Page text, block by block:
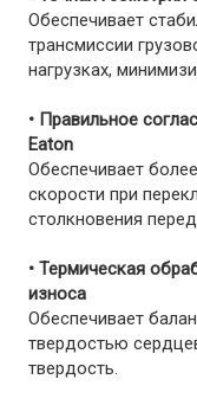
Обеспечивает
трансмиссии
нагрузках,
• Правильное
Eaton
Обеспечивает
скорости при
столкновения
• Термическая
износа
Обеспечивает
твердостью
твердость.